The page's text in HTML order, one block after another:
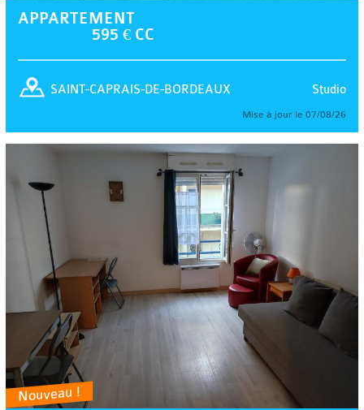
APPARTEMENT
595 € CC
Studio
SAINT-CAPRAIS-DE-BORDEAUX
Mise à jour le 07/08/26
Nouveau !